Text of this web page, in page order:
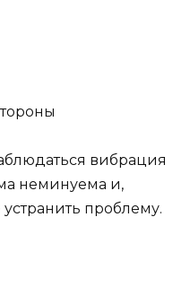
вибрация
неминуема и,
проблему.